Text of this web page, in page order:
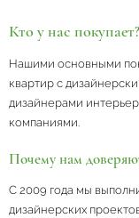
Кто у нас покупает?
Нашими основными
квартир с
дизайнерами
компаниями.
Почему нам
С 2009 года мы
дизайнерских